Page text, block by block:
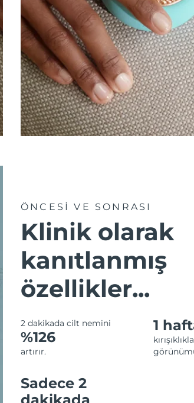
ÖNCESİ VE SONRASI
Klinik olarak
kanıtlanmış
özellikler...
2 dakikada cilt nemini
%126
artırır.
1
Sadece 2